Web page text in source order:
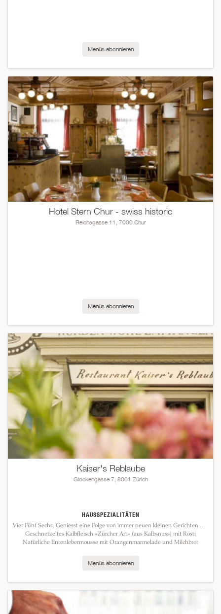
Menüs abonnieren
Hotel Stern Chur - swiss historic
Reichsgasse 11, 7000 Chur
Menüs abonnieren
Kaiser's Reblaube
Glockengasse 7, 8001 Zürich
HAUSSPEZIALITÄTEN
Vier Fünf Sechs: Geniesst eine Folge von immer neuen kleinen Gerichten mit allem,
Geschnetzeltes Kalbfleisch «Zürcher Art» (aus Kalbsnuss) mit Rösti
Natürliche Entenlebermousse mit Orangenmarmelade und Milchbrot
Menüs abonnieren